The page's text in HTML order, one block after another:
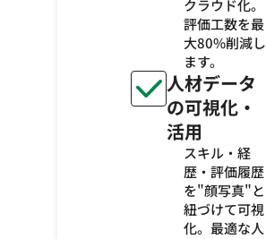
クラウド化。
評価工数を最
大80%削減し
ます。
人材データ
の可視化・
活用
スキル・経
歴・評価履歴
を"顔写真"と
紐づけて可視
化。最適な人